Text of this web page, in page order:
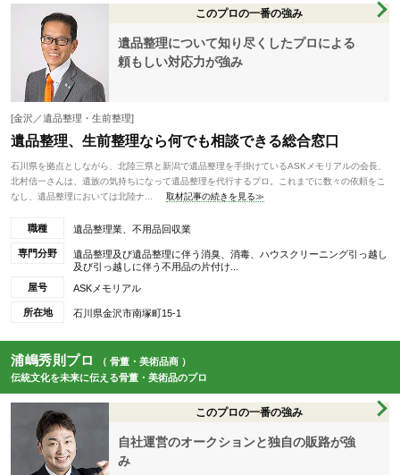
このプロの一番の強み
遺品整理について知り尽くしたプロによる
頼もしい対応力が強み
[金沢／遺品整理・生前整理]
遺品整理、生前整理なら何でも相談できる総合窓口
石川県を拠点としながら、北陸三県と新潟で遺品整理を手掛けているASKメモリアルの会長、
北村信一さんは、遺族の気持ちになって遺品整理を代行するプロ。これまでに数々の依頼をこ
なし、遺品整理においては北陸ナ...
取材記事の続きを見る≫
職種 遺品整理業、不用品回収業
専門分野
遺品整理及び遺品整理に伴う消臭、消毒、ハウスクリーニング引っ越し
及び引っ越しに伴う不用品の片付け...
屋号
ASKメモリアル
所在地 石川県金沢市南塚町15-1
浦嶋秀則プロ
（ 骨董・美術品商 ）
伝統文化を未来に伝える骨董・美術品のプロ
このプロの一番の強み
自社運営のオークションと独自の販路が強
み